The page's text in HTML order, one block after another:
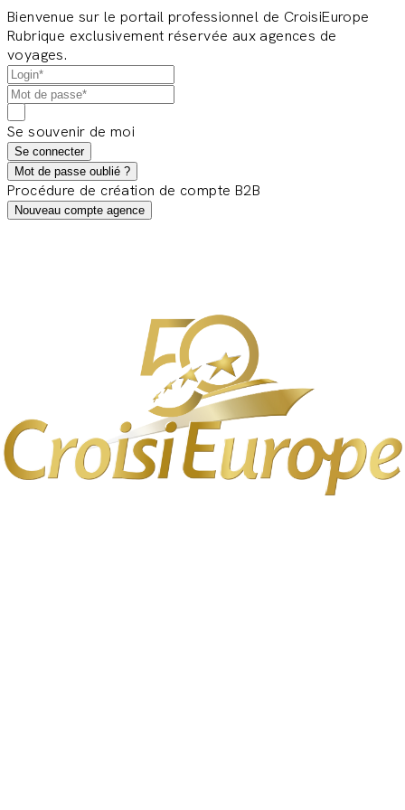
Bienvenue sur le portail professionnel de CroisiEurope
Rubrique exclusivement réservée aux agences de
voyages.
Se souvenir de moi
Se connecter
Mot de passe oublié ?
Procédure de création de compte B2B
Nouveau compte agence